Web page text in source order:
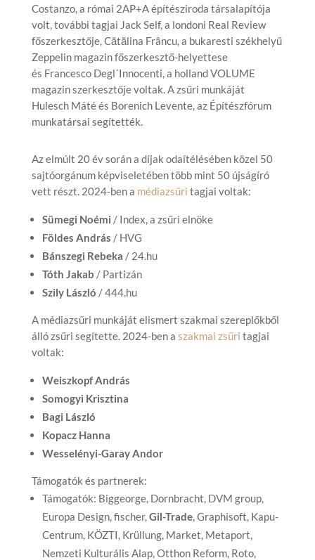
Costanzo, a római 2AP+A építésziroda társalapítója
volt, további tagjai Jack Self, a londoni Real Review
főszerkesztője, Cătălina Frâncu, a bukaresti székhelyű
Zeppelin magazin főszerkesztő-helyettese
és Francesco Degl´Innocenti, a holland VOLUME
magazin szerkesztője voltak. A zsűri munkáját
Hulesch Máté és Borenich Levente, az Építészfórum
munkatársai segítették.
Az elmúlt 20 év során a díjak odaítélésében közel 50
sajtóorgánum képviseletében több mint 50 újságíró
vett részt. 2024-ben a médiazsűri tagjai voltak:
Sümegi Noémi / Index, a zsűri elnöke
Földes András / HVG
Bánszegi Rebeka / 24.hu
Tóth Jakab / Partizán
Szily László / 444.hu
A médiazsűri munkáját elismert szakmai szereplőkből
álló zsűri segítette. 2024-ben a szakmai zsűri tagjai
voltak:
Weiszkopf András
Somogyi Krisztina
Bagi László
Kopacz Hanna
Wesselényi-Garay Andor
Támogatók és partnerek:
Támogatók: Biggeorge, Dornbracht, DVM group,
Europa Design, fischer,Gil-Trade, Graphisoft, Kapu-
Centrum, KÖZTI, Krüllung, Market, Metaport,
Nemzeti Kulturális Alap, Otthon Reform, Roto,